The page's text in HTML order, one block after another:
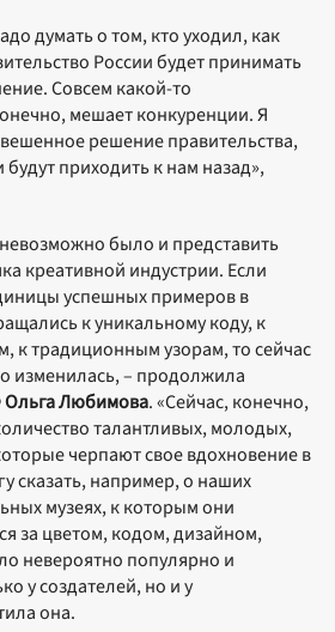
думать о том, кто уходил, как
России будет принимать
Совсем какой-то
мешает конкуренции. Я
решение правительства,
будут приходить к нам назад»,
было и представить
креативной индустрии. Если
успешных примеров в
к уникальному коду, к
к традиционным узорам, то сейчас
изменилась, – продолжила
Ольга Любимова. «Сейчас, конечно,
талантливых, молодых,
черпают свое вдохновение в
сказать, например, о наших
музеях, к которым они
за цветом, кодом, дизайном,
невероятно популярно и
у создателей, но и у
она.